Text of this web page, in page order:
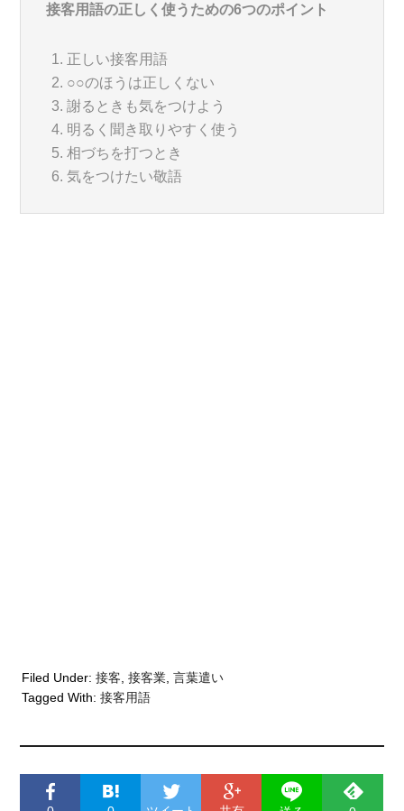
接客用語の正しく使うための6つのポイント
正しい接客用語
○○のほうは正しくない
謝るときも気をつけよう
明るく聞き取りやすく使う
相づちを打つとき
気をつけたい敬語
Filed Under:接客 ,接客業 ,言葉遣い
Tagged With:接客用語